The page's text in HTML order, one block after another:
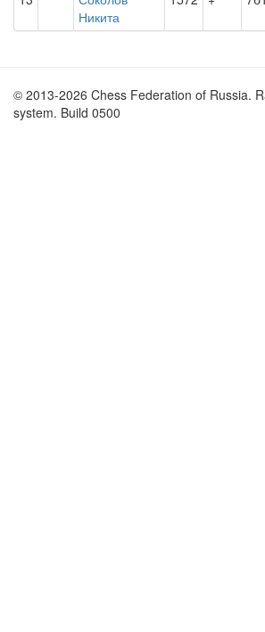
Никита
© 2013-2026 Chess Federation of Russia.
system. Build 0500